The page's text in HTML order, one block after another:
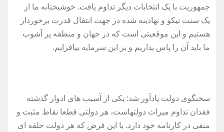
جمهوریت با یک انتخابات دیگر تداوم یافت. خوشبختانه ما از
یک سنت نیکو و نهادینه شده در جهت انتقال قدرت برخوردار
هستیم و این موقعیتی است که در جهان و منطقه پر آشوب
ما باید آن را پاس بداریم و بر این سرمایه بیافزایم.
سخنگوی دولت یادآور شد: یکی از آسیب های ادوار گذشته
فقدان تداوم میراث دولتهاست، هر دولتی قطعا نقاط مثبت و
منفی در کارنامه خود دارد. با این فرض که هر دولت حلقه ای